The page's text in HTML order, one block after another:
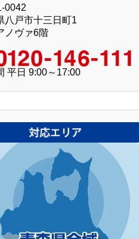
0042
戸市十三日町1
ヴァ6階
平日 9:00～17:00